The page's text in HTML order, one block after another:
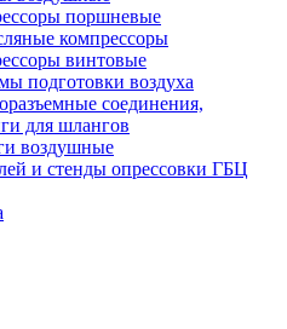
поршневые
компрессоры
винтовые
подготовки воздуха
соединения,
для шлангов
воздушные
и стенды опрессовки ГБЦ